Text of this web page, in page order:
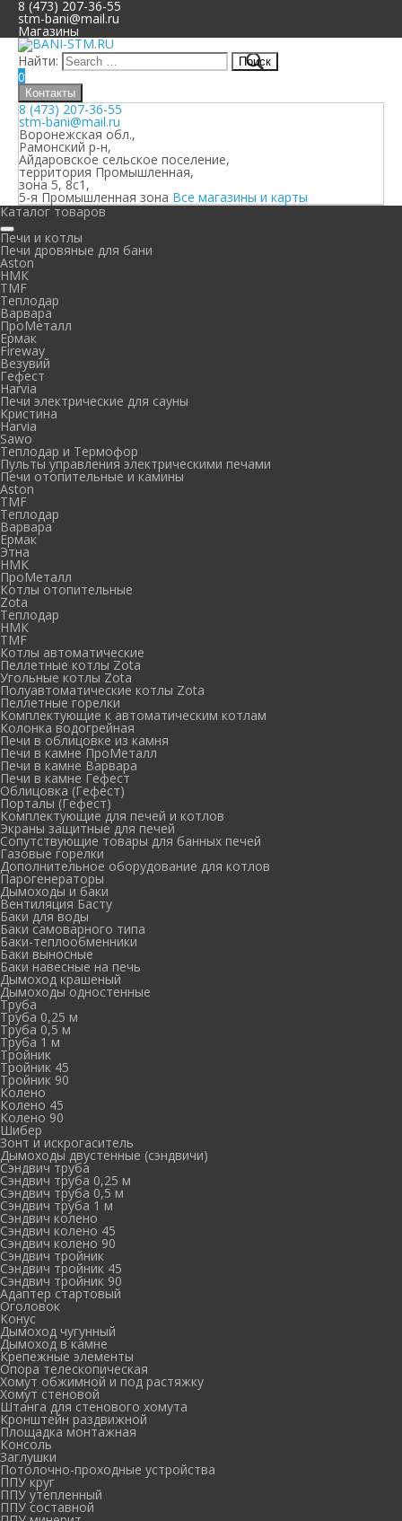
8 (473) 207-36-55
stm-bani@mail.ru
Магазины
Найти:
0
Контакты
8 (473) 207-36-55
stm-bani@mail.ru
Воронежская обл.,
Рамонский р-н,
Айдаровское сельское поселение,
территория Промышленная,
зона 5, 8с1,
5-я Промышленная зона Все магазины и карты
Каталог товаров
Печи и котлы
Печи дровяные для бани
Aston
НМК
TMF
Теплодар
Варвара
ПроМеталл
Ермак
Fireway
Везувий
Гефест
Harvia
Печи электрические для сауны
Кристина
Harvia
Sawo
Теплодар и Термофор
Пульты управления электрическими печами
Печи отопительные и камины
Aston
TMF
Теплодар
Варвара
Ермак
Этна
НМК
ПроМеталл
Котлы отопительные
Zota
Теплодар
НМК
TMF
Котлы автоматические
Пеллетные котлы Zota
Угольные котлы Zota
Полуавтоматические котлы Zota
Пеллетные горелки
Комплектующие к автоматическим котлам
Колонка водогрейная
Печи в облицовке из камня
Печи в камне ПроМеталл
Печи в камне Варвара
Печи в камне Гефест
Облицовка (Гефест)
Порталы (Гефест)
Комплектующие для печей и котлов
Экраны защитные для печей
Сопутствующие товары для банных печей
Газовые горелки
Дополнительное оборудование для котлов
Парогенераторы
Дымоходы и баки
Вентиляция Басту
Баки для воды
Баки самоварного типа
Баки-теплообменники
Баки выносные
Баки навесные на печь
Дымоход крашеный
Дымоходы одностенные
Труба
Труба 0,25 м
Труба 0,5 м
Труба 1 м
Тройник
Тройник 45
Тройник 90
Колено
Колено 45
Колено 90
Шибер
Зонт и искрогаситель
Дымоходы двустенные (сэндвичи)
Сэндвич труба
Сэндвич труба 0,25 м
Сэндвич труба 0,5 м
Сэндвич труба 1 м
Сэндвич колено
Сэндвич колено 45
Сэндвич колено 90
Сэндвич тройник
Сэндвич тройник 45
Сэндвич тройник 90
Адаптер стартовый
Оголовок
Конус
Дымоход чугунный
Дымоход в камне
Крепежные элементы
Опора телескопическая
Хомут обжимной и под растяжку
Хомут стеновой
Штанга для стенового хомута
Кронштейн раздвижной
Площадка монтажная
Консоль
Заглушки
Потолочно-проходные устройства
ППУ круг
ППУ утепленный
ППУ составной